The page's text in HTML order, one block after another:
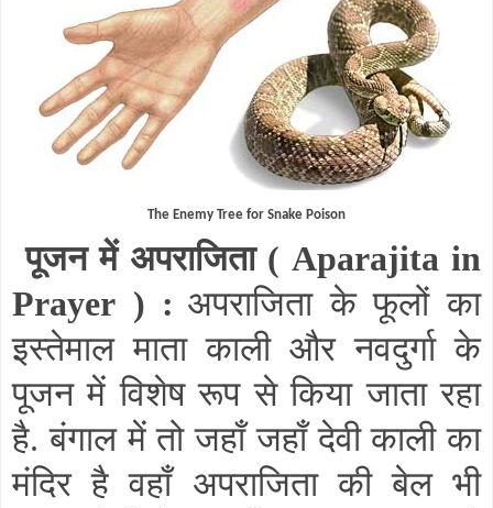
The Enemy Tree for Snake Poison
पूजन में अपराजिता ( Aparajita in
Prayer ) : अपराजिता के फूलों का
इस्तेमाल माता काली और नवदुर्गा के
पूजन में विशेष रूप से किया जाता रहा
है. बंगाल में तो जहाँ जहाँ देवी काली का
मंदिर है वहाँ अपराजिता की बेल भी